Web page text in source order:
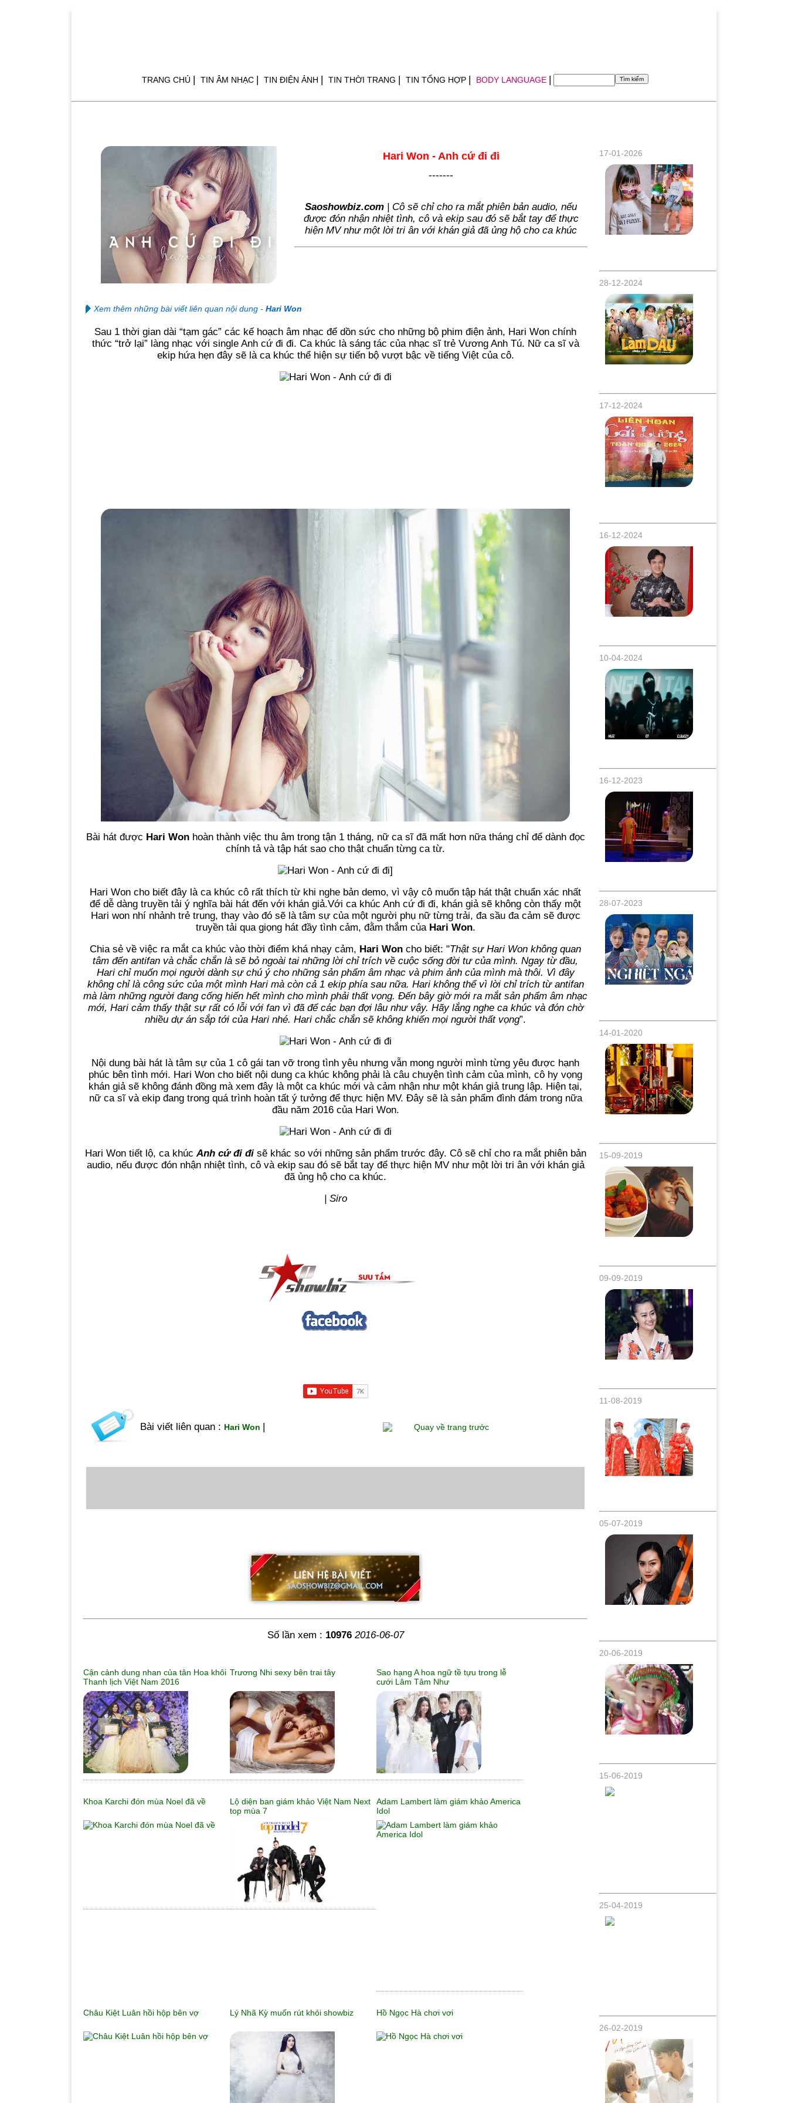
TRANG CHỦ | TIN ÂM NHẠC | TIN ĐIỆN ẢNH | TIN THỜI TRANG | TIN TỔNG HỢP | BODY LANGUAGE |
Hari Won - Anh cứ đi đi
-------
Saoshowbiz.com | Cô sẽ chỉ cho ra mắt phiên bản audio, nếu
được đón nhận nhiệt tình, cô và ekip sau đó sẽ bắt tay để thực
hiện MV như một lời tri ân với khán giả đã ủng hộ cho ca khúc
Xem thêm những bài viết liên quan nội dung - Hari Won
Sau 1 thời gian dài “tạm gác” các kế hoạch âm nhạc để dồn sức cho những bộ phim điện ảnh, Hari Won chính
thức “trở lại” làng nhạc với single Anh cứ đi đi. Ca khúc là sáng tác của nhạc sĩ trẻ Vương Anh Tú. Nữ ca sĩ và
ekip hứa hẹn đây sẽ là ca khúc thể hiện sự tiến bộ vượt bậc về tiếng Việt của cô.
Bài hát được Hari Wonhoàn thành việc thu âm trong tận 1 tháng, nữ ca sĩ đã mất hơn nữa tháng chỉ để dành đọc
chính tả và tập hát sao cho thật chuẩn từng ca từ.
Hari Won cho biết đây là ca khúc cô rất thích từ khi nghe bản demo, vì vậy cô muốn tập hát thật chuẩn xác nhất
để dễ dàng truyền tải ý nghĩa bài hát đến với khán giả.Với ca khúc Anh cứ đi đi, khán giả sẽ không còn thấy một
Hari won nhí nhảnh trẻ trung, thay vào đó sẽ là tâm sự của một người phụ nữ từng trải, đa sầu đa cảm sẽ được
truyền tải qua giọng hát đầy tình cảm, đằm thắm của Hari Won.
Chia sẻ về việc ra mắt ca khúc vào thời điểm khá nhạy cảm, Hari Won cho biết: "Thật sự Hari Won không quan
tâm đến antifan và chắc chắn là sẽ bỏ ngoài tai những lời chỉ trích về cuộc sống đời tư của mình. Ngay từ đầu,
Hari chỉ muốn mọi người dành sự chú ý cho những sản phẩm âm nhạc và phim ảnh của mình mà thôi. Vì đây
không chỉ là công sức của một mình Hari mà còn cả 1 ekip phía sau nữa. Hari không thể vì lời chỉ trích từ antifan
mà làm những người đang cống hiến hết mình cho mình phải thất vọng. Đến bây giờ mới ra mắt sản phẩm âm nhạc
mới, Hari cảm thấy thật sự rất có lỗi với fan vì đã để các bạn đợi lâu như vậy. Hãy lắng nghe ca khúc và đón chờ
nhiều dự án sắp tới của Hari nhé. Hari chắc chắn sẽ không khiến mọi người thất vọng”.
Nội dung bài hát là tâm sự của 1 cô gái tan vỡ trong tình yêu nhưng vẫn mong người mình từng yêu được hạnh
phúc bên tình mới. Hari Won cho biết nội dung ca khúc không phải là câu chuyện tình cảm của mình, cô hy vọng
khán giả sẽ không đánh đồng mà xem đây là một ca khúc mới và cảm nhận như một khán giả trung lập. Hiện tại,
nữ ca sĩ và ekip đang trong quá trình hoàn tất ý tưởng để thực hiện MV. Đây sẽ là sản phẩm đình đám trong nữa
đầu năm 2016 của Hari Won.
Hari Won tiết lộ, ca khúcAnh cứ đi đisẽ khác so với những sản phẩm trước đây. Cô sẽ chỉ cho ra mắt phiên bản
audio, nếu được đón nhận nhiệt tình, cô và ekip sau đó sẽ bắt tay để thực hiện MV như một lời tri ân với khán giả
đã ủng hộ cho ca khúc.
| Siro
Bài viết liên quan : Hari Won | Quay về trang trước
Số lần xem : 10976 2016-06-07
Cận cảnh dung nhan của tân Hoa khôi
Thanh lịch Việt Nam 2016
Trương Nhi sexy bên trai tây
Sao hạng A hoa ngữ tề tựu trong lễ
cưới Lâm Tâm Như
Khoa Karchi đón mùa Noel đã về
Lộ diện ban giám khảo Việt Nam Next
top mùa 7
Adam Lambert làm giám khảo America
Idol
Châu Kiệt Luân hồi hộp bên vợ Lý Nhã Kỳ muốn rút khỏi showbiz Hồ Ngọc Hà chơi vơi
17-01-2026
28-12-2024
17-12-2024
16-12-2024
10-04-2024
16-12-2023
28-07-2023
14-01-2020
15-09-2019
09-09-2019
11-08-2019
05-07-2019
20-06-2019
15-06-2019
25-04-2019
26-02-2019